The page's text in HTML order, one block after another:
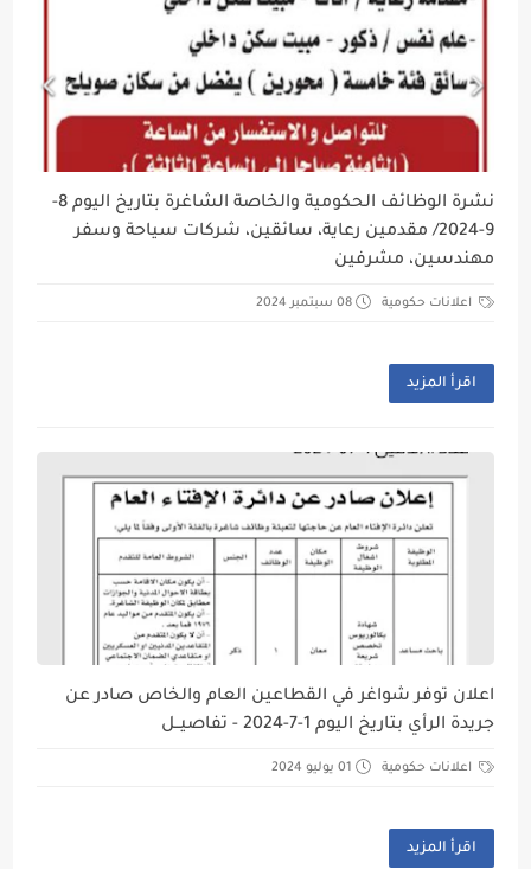
نشرة الوظائف الحكومية والخاصة الشاغرة بتاريخ اليوم 8-
9-2024/ مقدمين رعاية، سائقين، شركات سياحة وسفر
مهندسين، مشرفين
اعلانات حكومية 08 سبتمبر 2024
اقرأ المزيد
اعلان توفر شواغر في القطاعين العام والخاص صادر عن
جريدة الرأي بتاريخ اليوم 1-7-2024 - تفاصيــل
اعلانات حكومية 01 يوليو 2024
اقرأ المزيد